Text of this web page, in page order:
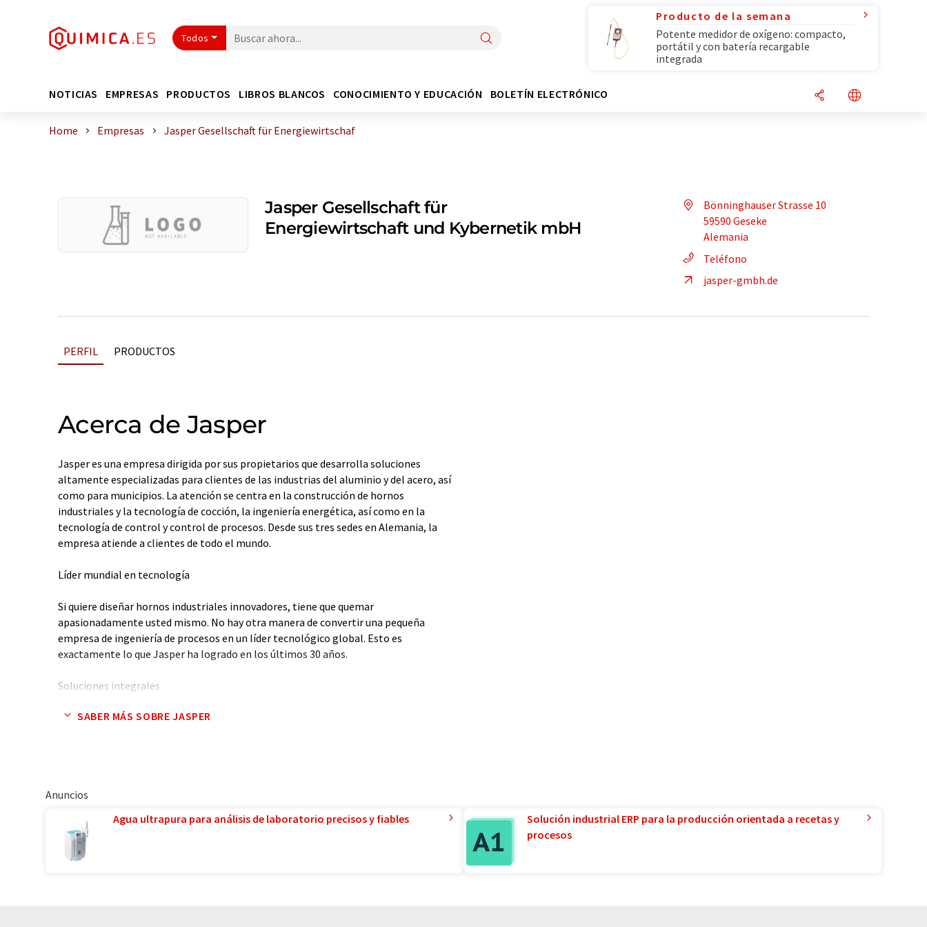
Todos
Producto de la semana
Potente medidor de oxígeno: compacto,
portátil y con batería recargable
integrada
NOTICIAS EMPRESAS PRODUCTOS LIBROS BLANCOS CONOCIMIENTO Y EDUCACIÓN BOLETÍN ELECTRÓNICO
Home Empresas Jasper Gesellschaft für Energiewirtschaf
Jasper Gesellschaft für
Energiewirtschaft und Kybernetik mbH
Bönninghauser Strasse 10
59590 Geseke
Alemania
Teléfono
jasper-gmbh.de
PERFIL PRODUCTOS
Acerca de Jasper
Jasper es una empresa dirigida por sus propietarios que desarrolla soluciones
altamente especializadas para clientes de las industrias del aluminio y del acero, así
como para municipios. La atención se centra en la construcción de hornos
industriales y la tecnología de cocción, la ingeniería energética, así como en la
tecnología de control y control de procesos. Desde sus tres sedes en Alemania, la
empresa atiende a clientes de todo el mundo.
Líder mundial en tecnología
Si quiere diseñar hornos industriales innovadores, tiene que quemar
apasionadamente usted mismo. No hay otra manera de convertir una pequeña
empresa de ingeniería de procesos en un líder tecnológico global. Esto es
exactamente lo que Jasper ha logrado en los últimos 30 años.
Soluciones integrales
¿Cómo se hace eso? Tomando en serio los deseos de los clientes y convirtiéndolos en
Todo de una sola mano
Nuestras competencias principales son la construcción de hornos industriales y la
tecnología de cocción, la ingeniería energética y la ingeniería eléctrica. Nuestra
SABER MÁS SOBRE JASPER
Anuncios
Agua ultrapura para análisis de laboratorio precisos y fiables
Solución industrial ERP para la producción orientada a recetas y
procesos